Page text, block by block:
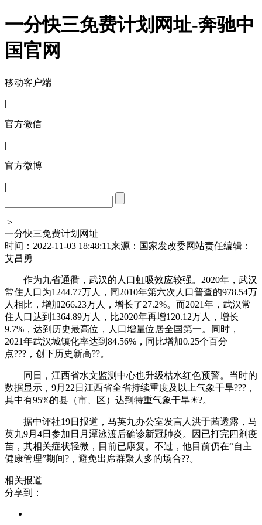
一分快三免费计划网址-奔驰中
国官网
移动客户端
|
官方微信
|
官方微博
|
>
一分快三免费计划网址
时间：2022-11-03 18:48:11来源：国家发改委网站责任编辑：
艾昌勇
作为九省通衢，武汉的人口虹吸效应较强。2020年，武汉
常住人口为1244.77万人，同2010年第六次人口普查的978.54万
人相比，增加266.23万人，增长了27.2%。而2021年，武汉常
住人口达到1364.89万人，比2020年再增120.12万人，增长
9.7%，达到历史最高位，人口增量位居全国第一。同时，
2021年武汉城镇化率达到84.56%，同比增加0.25个百分
点???，创下历史新高??。
同日，江西省水文监测中心也升级枯水红色预警。当时的
数据显示，9月22日江西省全省持续重度及以上气象干旱???，
其中有95%的县（市、区）达到特重气象干旱☀?。
据中评社19日报道，马英九办公室发言人洪于茜透露，马
英九9月4日参加日月潭泳渡后确诊新冠肺炎。因已打完四剂疫
苗，其相关症状轻微，目前已康复。不过，他目前仍在“自主
健康管理”期间?，避免出席群聚人多的场合??。
相关报道
分享到：
|